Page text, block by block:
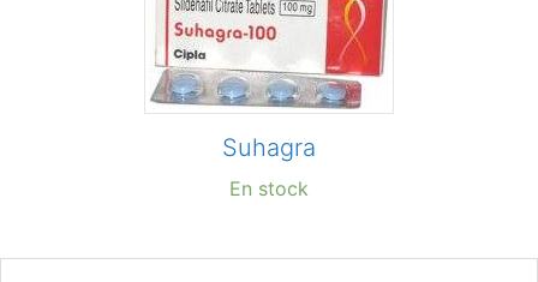
Suhagra
En stock